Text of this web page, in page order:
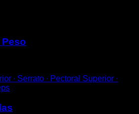
∙ Serrato ∙ Pectoral Superior ∙